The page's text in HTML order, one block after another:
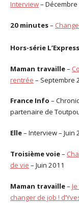
Interview– Décembre
20 minutes–
Hors-série L’Express
Maman travaille–
rentrée – Septembre
France Info –
partenaire de
Elle– Interview – Juin
Troisième voie–
de vie – Juin 2011
Maman travaille–
changer de job !